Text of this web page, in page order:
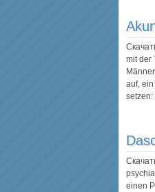
mit der
auf,
einen